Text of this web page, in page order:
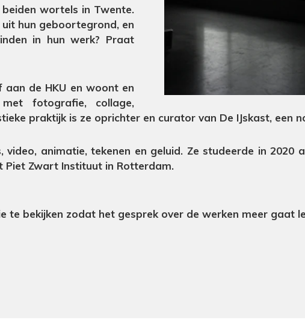
wortels in Twente.
hun geboortegrond, en
in hun werk? Praat
aan de HKU en woont en
fotografie, collage,
praktijk is ze oprichter en curator van De IJskast, een
animatie, tekenen en geluid. Ze studeerde in 2020
Piet Zwart Instituut in Rotterdam.
te bekijken zodat het gesprek over de werken meer gaat